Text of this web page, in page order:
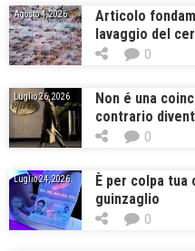
Agosto 4, 2026
Articolo
lavaggio del
Tavistock
0
Luglio 26, 2026
Non é una
contrario
ebraico
inferi
0
Luglio 24, 2026
È per colpa tua
guinzaglio
0